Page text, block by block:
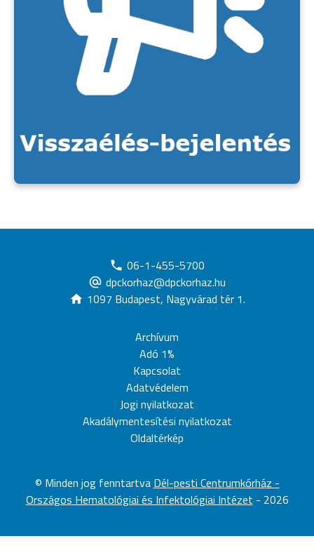
06-1-455-5700
dpckorhaz@dpckorhaz.hu
1097 Budapest, Nagyvárad tér 1.
Archívum
Adó 1%
Kapcsolat
Adatvédelem
Jogi nyilatkozat
Akadálymentesítési nyilatkozat
Oldaltérkép
© Minden jog fenntartva Dél-pesti Centrumkórház -
Országos Hematológiai és Infektológiai Intézet - 2026